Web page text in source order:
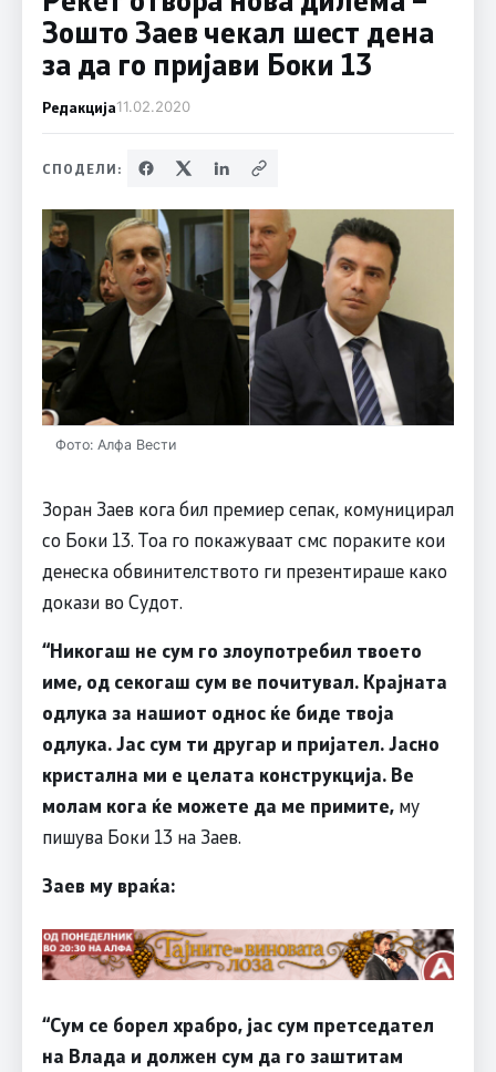
Зошто Заев чекал шест дена
за да го пријави Боки 13
Редакција11.02.2020
СПОДЕЛИ:
Фото: Алфа Вести
Зоран Заев кога бил премиер сепак, комуницирал
со Боки 13. Тоа го покажуваат смс пораките кои
денеска обвинителството ги презентираше како
докази во Судот.
“Никогаш не сум го злоупотребил твоето
име, од секогаш сум ве почитувал. Крајната
одлука за нашиот однос ќе биде твоја
одлука. Јас сум ти другар и пријател. Јасно
кристална ми е целата конструкција. Ве
молам кога ќе можете да ме примите, му
пишува Боки 13 на Заев.
Заев му враќа:
“Сум се борел храбро, јас сум претседател
на Влада и должен сум да го заштитам